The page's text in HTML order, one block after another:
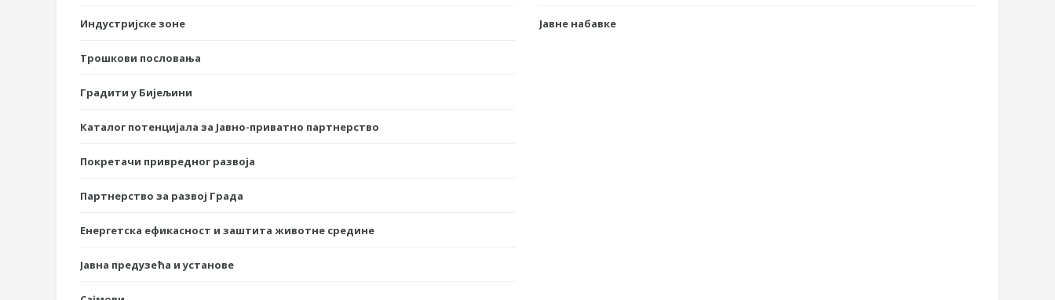
Индустријске зоне
Трошкови пословања
Градити у Бијељини
Каталог потенцијала за Јавно-приватно партнерство
Покретачи привредног развоја
Партнерство за развој Града
Енергетска ефикасност и заштита животне средине
Јавна предузећа и установе
Јавне набавке